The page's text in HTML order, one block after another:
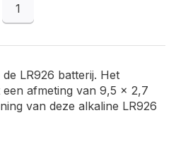
1
LR926 batterij. Het
afmeting van 9,5 x 2,7
van deze alkaline LR926